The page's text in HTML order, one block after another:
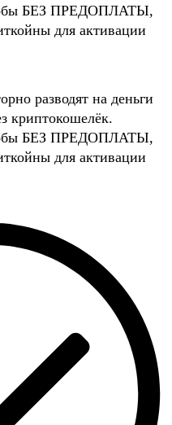
БЕЗ ПРЕДОПЛАТЫ,
для активации
разводят на деньги
криптокошелёк.
БЕЗ ПРЕДОПЛАТЫ,
для активации